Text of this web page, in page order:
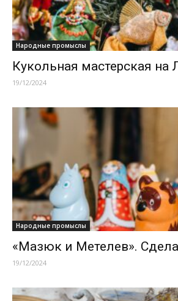
Народные промыслы
Кукольная мастерская на
19/12/2024
Народные промыслы
«Мазюк и Метелев».
19/12/2024